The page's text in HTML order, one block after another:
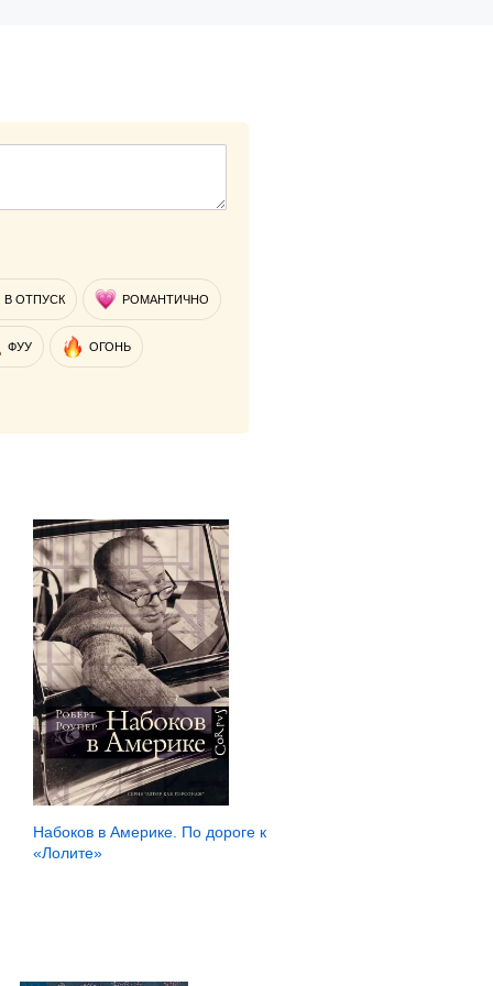
В ОТПУСК РОМАНТИЧНО
ФУУ ОГОНЬ
Набоков в Америке. По дороге к
«Лолите»